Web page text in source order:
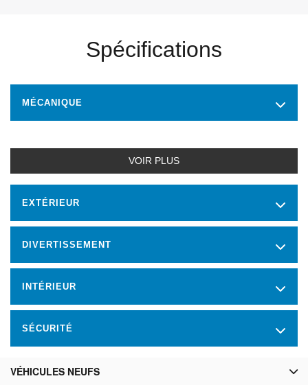
Spécifications
MÉCANIQUE
VOIR PLUS
EXTÉRIEUR
DIVERTISSEMENT
INTÉRIEUR
SÉCURITÉ
VÉHICULES NEUFS